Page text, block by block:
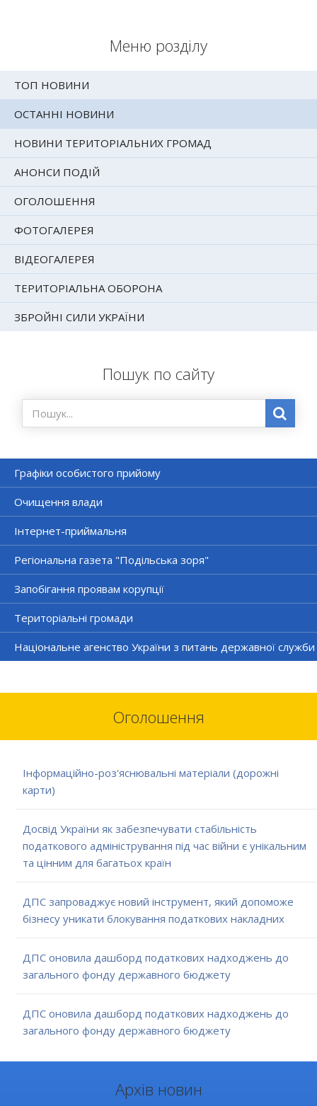
Меню розділу
ТОП НОВИНИ
ОСТАННІ НОВИНИ
НОВИНИ ТЕРИТОРІАЛЬНИХ ГРОМАД
АНОНСИ ПОДІЙ
ОГОЛОШЕННЯ
ФОТОГАЛЕРЕЯ
ВІДЕОГАЛЕРЕЯ
ТЕРИТОРІАЛЬНА ОБОРОНА
ЗБРОЙНІ СИЛИ УКРАЇНИ
Пошук по сайту
Графіки особистого прийому
Очищення влади
Інтернет-приймальня
Регіональна газета "Подільська зоря"
Запобігання проявам корупції
Територіальні громади
Національне агенство України з питань державної служби
Оголошення
Інформаційно-роз'яснювальні матеріали (дорожні
карти)
Досвід України як забезпечувати стабільність
податкового адміністрування під час війни є унікальним
та цінним для багатьох країн
ДПС запроваджує новий інструмент, який допоможе
бізнесу уникати блокування податкових накладних
ДПС оновила дашборд податкових надходжень до
загального фонду державного бюджету
ДПС оновила дашборд податкових надходжень до
загального фонду державного бюджету
Архів новин